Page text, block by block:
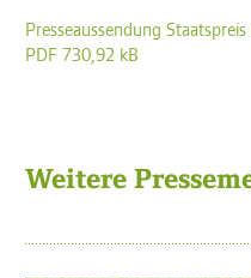
Presseaussendung
PDF 730,92 kB
Weitere